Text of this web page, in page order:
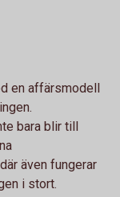
en affärsmodell
bara blir till
även fungerar
i stort.